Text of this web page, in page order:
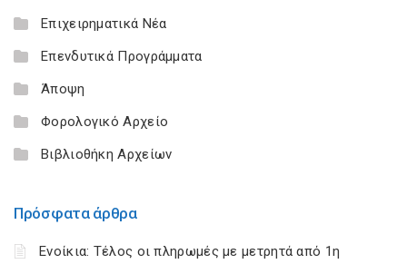
Επιχειρηματικά Νέα
Επενδυτικά Προγράμματα
Άποψη
Φορολογικό Αρχείο
Βιβλιοθήκη Αρχείων
Πρόσφατα άρθρα
Ενοίκια: Τέλος οι πληρωμές με μετρητά από 1η